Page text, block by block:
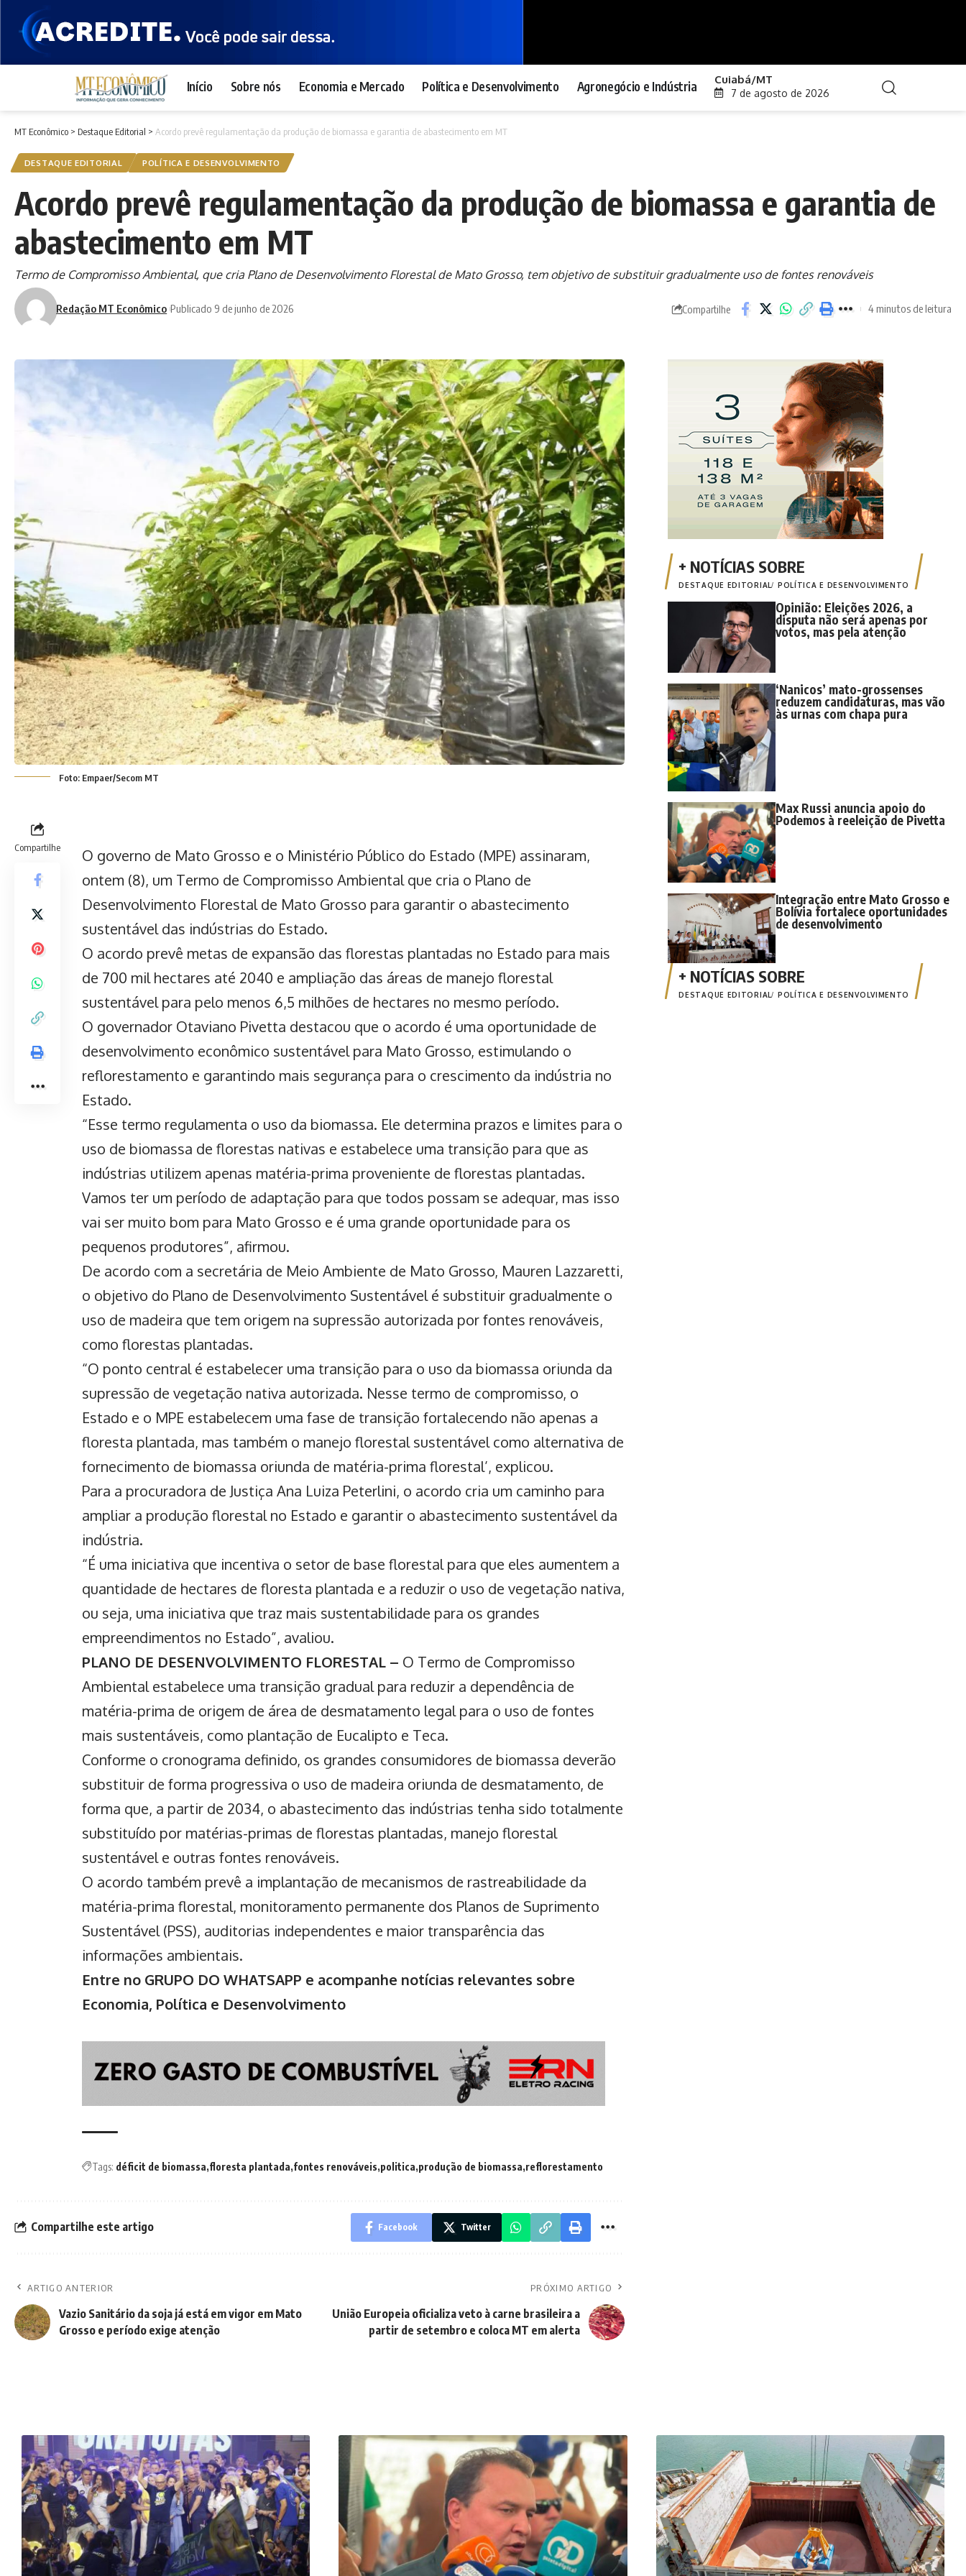
Início Sobre nós Economia e Mercado Política e Desenvolvimento Agronegócio e Indústria Cuiabá/MT
7 de agosto de 2026
MT Econômico > Destaque Editorial > Acordo prevê regulamentação da produção de biomassa e garantia de abastecimento em MT
DESTAQUE EDITORIAL POLÍTICA E DESENVOLVIMENTO
Acordo prevê regulamentação da produção de biomassa e garantia de
abastecimento em MT
Termo de Compromisso Ambiental, que cria Plano de Desenvolvimento Florestal de Mato Grosso, tem objetivo de substituir gradualmente uso de fontes renováveis
Redação MT Econômico Publicado 9 de junho de 2026 Compartilhe 4 minutos de leitura
Foto: Empaer/Secom MT
Compartilhe
O governo de Mato Grosso e o Ministério Público do Estado (MPE) assinaram,
ontem (8), um Termo de Compromisso Ambiental que cria o Plano de
Desenvolvimento Florestal de Mato Grosso para garantir o abastecimento
sustentável das indústrias do Estado.
O acordo prevê metas de expansão das florestas plantadas no Estado para mais
de 700 mil hectares até 2040 e ampliação das áreas de manejo florestal
sustentável para pelo menos 6,5 milhões de hectares no mesmo período.
O governador Otaviano Pivetta destacou que o acordo é uma oportunidade de
desenvolvimento econômico sustentável para Mato Grosso, estimulando o
reflorestamento e garantindo mais segurança para o crescimento da indústria no
Estado.
“Esse termo regulamenta o uso da biomassa. Ele determina prazos e limites para o
uso de biomassa de florestas nativas e estabelece uma transição para que as
indústrias utilizem apenas matéria-prima proveniente de florestas plantadas.
Vamos ter um período de adaptação para que todos possam se adequar, mas isso
vai ser muito bom para Mato Grosso e é uma grande oportunidade para os
pequenos produtores”, afirmou.
De acordo com a secretária de Meio Ambiente de Mato Grosso, Mauren Lazzaretti,
o objetivo do Plano de Desenvolvimento Sustentável é substituir gradualmente o
uso de madeira que tem origem na supressão autorizada por fontes renováveis,
como florestas plantadas.
“O ponto central é estabelecer uma transição para o uso da biomassa oriunda da
supressão de vegetação nativa autorizada. Nesse termo de compromisso, o
Estado e o MPE estabelecem uma fase de transição fortalecendo não apenas a
floresta plantada, mas também o manejo florestal sustentável como alternativa de
fornecimento de biomassa oriunda de matéria-prima florestal’, explicou.
Para a procuradora de Justiça Ana Luiza Peterlini, o acordo cria um caminho para
ampliar a produção florestal no Estado e garantir o abastecimento sustentável da
indústria.
“É uma iniciativa que incentiva o setor de base florestal para que eles aumentem a
quantidade de hectares de floresta plantada e a reduzir o uso de vegetação nativa,
ou seja, uma iniciativa que traz mais sustentabilidade para os grandes
empreendimentos no Estado”, avaliou.
PLANO DE DESENVOLVIMENTO FLORESTAL – O Termo de Compromisso
Ambiental estabelece uma transição gradual para reduzir a dependência de
matéria-prima de origem de área de desmatamento legal para o uso de fontes
mais sustentáveis, como plantação de Eucalipto e Teca.
Conforme o cronograma definido, os grandes consumidores de biomassa deverão
substituir de forma progressiva o uso de madeira oriunda de desmatamento, de
forma que, a partir de 2034, o abastecimento das indústrias tenha sido totalmente
substituído por matérias-primas de florestas plantadas, manejo florestal
sustentável e outras fontes renováveis.
O acordo também prevê a implantação de mecanismos de rastreabilidade da
matéria-prima florestal, monitoramento permanente dos Planos de Suprimento
Sustentável (PSS), auditorias independentes e maior transparência das
informações ambientais.
Entre no GRUPO DO WHATSAPP e acompanhe notícias relevantes sobre
Economia, Política e Desenvolvimento
Tags: déficit de biomassa floresta plantada fontes renováveis politica produção de biomassa reflorestamento
Compartilhe este artigo Facebook Twitter
ARTIGO ANTERIOR
Vazio Sanitário da soja já está em vigor em Mato
Grosso e período exige atenção
PRÓXIMO ARTIGO
União Europeia oficializa veto à carne brasileira a
partir de setembro e coloca MT em alerta
DESTAQUE EDITORIAL POLÍTICA E DESENVOLVIMENTO
Opinião: Eleições 2026, a
disputa não será apenas por
votos, mas pela atenção
‘Nanicos’ mato-grossenses
reduzem candidaturas, mas vão
às urnas com chapa pura
Max Russi anuncia apoio do
Podemos à reeleição de Pivetta
Integração entre Mato Grosso e
Bolívia fortalece oportunidades
de desenvolvimento
DESTAQUE EDITORIAL POLÍTICA E DESENVOLVIMENTO